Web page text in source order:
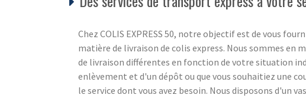
Chez COLIS EXPRESS 50, notre objectif est de vous
matière de livraison de colis express. Nous sommes en
de livraison différentes en fonction de votre situation
enlèvement et d'un dépôt ou que vous souhaitiez une
le service dont vous avez besoin. Nous disposons d'un